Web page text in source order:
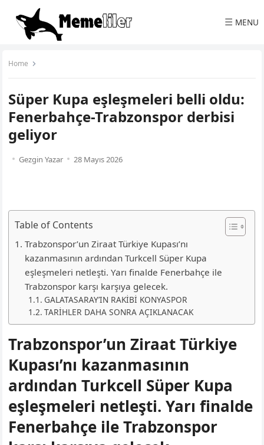
☰ MENU
Home
Süper Kupa eşleşmeleri belli oldu:
Fenerbahçe-Trabzonspor derbisi
geliyor
Gezgin Yazar 28 Mayıs 2026
Table of Contents
Trabzonspor’un Ziraat Türkiye Kupası’nı
kazanmasının ardından Turkcell Süper Kupa
eşleşmeleri netleşti. Yarı finalde Fenerbahçe ile
Trabzonspor karşı karşıya gelecek.
GALATASARAY’IN RAKİBİ KONYASPOR
TARİHLER DAHA SONRA AÇIKLANACAK
Trabzonspor’un Ziraat Türkiye
Kupası’nı kazanmasının
ardından Turkcell Süper Kupa
eşleşmeleri netleşti. Yarı finalde
Fenerbahçe ile Trabzonspor